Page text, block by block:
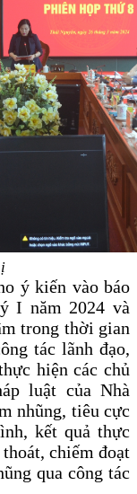
ý kiến vàobáo
I năm 2024 và
trong thời gian
tác lãnh đạo,
hiện các chủ
luật của Nhà
nhũng, tiêu cực
kết quả thực
chiếm đoạt
qua công tác